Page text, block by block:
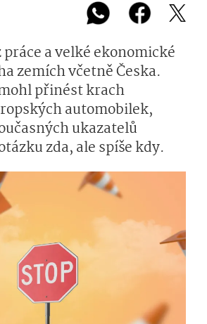
a velké ekonomické
zemích včetně Česka.
přinést krach
automobilek,
ukazatelů
zda, ale spíše kdy.